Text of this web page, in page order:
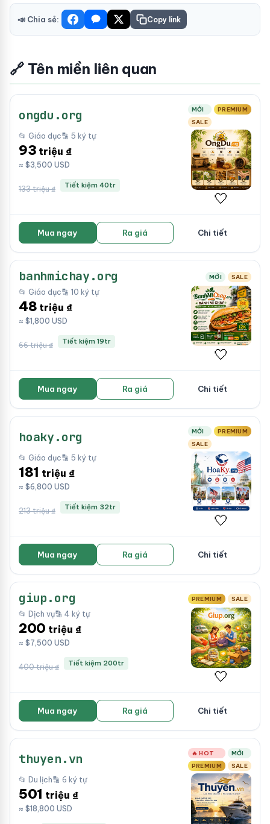
📣 Chia sẻ: Copy link
🔗 Tên miền liên quan
ongdu.org MỚI
PREMIUM
SALE
📂 Giáo dục🔡 5 ký tự
93 triệu ₫
≈ $3,500 USD
133 triệu ₫ Tiết kiệm 40tr
🤍
Mua ngay Ra giá Chi tiết
banhmichay.org MỚI SALE
📂 Giáo dục🔡 10 ký tự
48 triệu ₫
≈ $1,800 USD
66 triệu ₫ Tiết kiệm 19tr
🤍
Mua ngay Ra giá Chi tiết
hoaky.org MỚI
PREMIUM
SALE
📂 Giáo dục🔡 5 ký tự
181 triệu ₫
≈ $6,800 USD
213 triệu ₫ Tiết kiệm 32tr
🤍
Mua ngay Ra giá Chi tiết
giup.org PREMIUM SALE
📂 Dịch vụ🔡 4 ký tự
200 triệu ₫
≈ $7,500 USD
400 triệu ₫ Tiết kiệm 200tr
🤍
Mua ngay Ra giá Chi tiết
thuyen.vn 🔥 HOT
MỚI
PREMIUM
SALE
📂 Du lịch🔡 6 ký tự
501 triệu ₫
≈ $18,800 USD